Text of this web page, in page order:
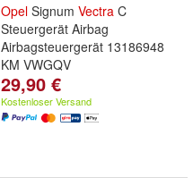
Opel Signum Vectra C
Steuergerät Airbag
Airbagsteuergerät 13186948
KM VWGQV
29,90 €
Kostenloser Versand